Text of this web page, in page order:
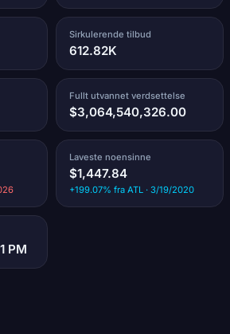
Sirkulerende tilbud
612.82K
Fullt utvannet verdsettelse
$3,064,540,326.00
Laveste noensinne
$1,447.84
+199.07% fra ATL · 3/19/2020
PM